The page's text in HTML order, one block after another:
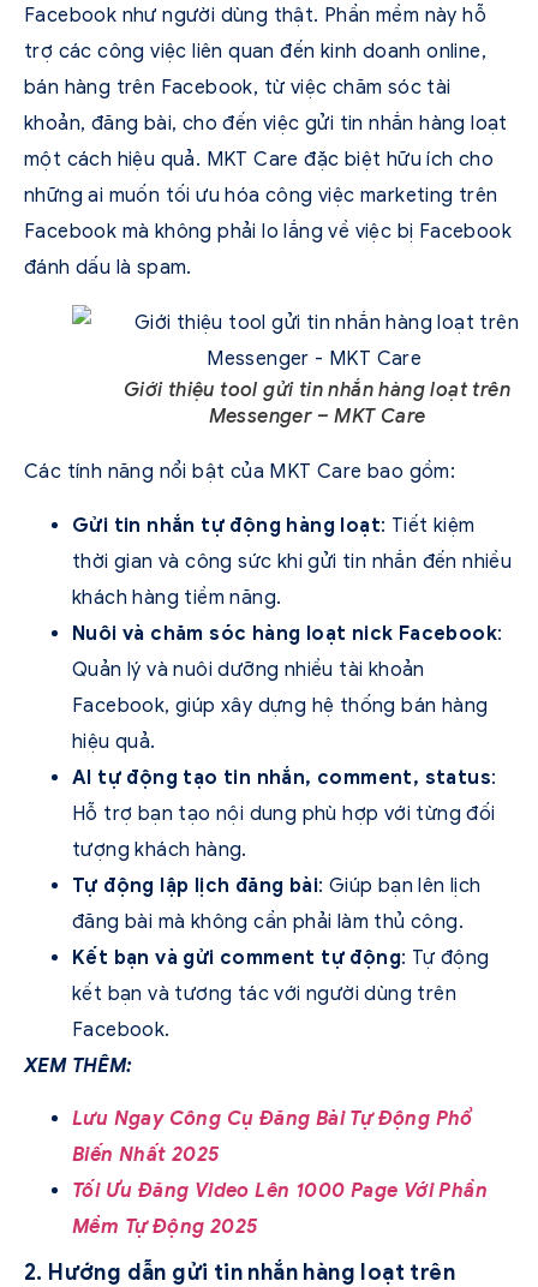
Facebook như người dùng thật. Phần mềm này hỗ
trợ các công việc liên quan đến kinh doanh online,
bán hàng trên Facebook, từ việc chăm sóc tài
khoản, đăng bài, cho đến việc gửi tin nhắn hàng loạt
một cách hiệu quả. MKT Care đặc biệt hữu ích cho
những ai muốn tối ưu hóa công việc marketing trên
Facebook mà không phải lo lắng về việc bị Facebook
đánh dấu là spam.
Giới thiệu tool gửi tin nhắn hàng loạt trên
Messenger – MKT Care
Các tính năng nổi bật của MKT Care bao gồm:
Gửi tin nhắn tự động hàng loạt: Tiết kiệm
thời gian và công sức khi gửi tin nhắn đến nhiều
khách hàng tiềm năng.
Nuôi và chăm sóc hàng loạt nick Facebook:
Quản lý và nuôi dưỡng nhiều tài khoản
Facebook, giúp xây dựng hệ thống bán hàng
hiệu quả.
AI tự động tạo tin nhắn, comment, status:
Hỗ trợ bạn tạo nội dung phù hợp với từng đối
tượng khách hàng.
Tự động lập lịch đăng bài: Giúp bạn lên lịch
đăng bài mà không cần phải làm thủ công.
Kết bạn và gửi comment tự động: Tự động
kết bạn và tương tác với người dùng trên
Facebook.
XEM THÊM:
Lưu Ngay Công Cụ Đăng Bài Tự Động Phổ
Biến Nhất 2025
Tối Ưu Đăng Video Lên 1000 Page Với Phần
Mềm Tự Động 2025
2. Hướng dẫn gửi tin nhắn hàng loạt trên